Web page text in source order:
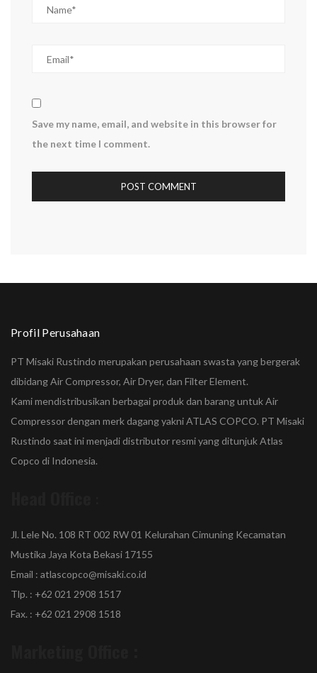
Save my name, email, and website in this browser for
the next time I comment.
Profil Perusahaan
PT Misaki Rustindo merupakan perusahaan swasta yang bergerak
dibidang Air Compressor, Air Dryer, dan Filter Element.
Kami mendistribusikan berbagai produk dan barang untuk Air
Compressor dengan merk dagang yakni ATLAS COPCO. PT Misaki
Rustindo saat ini menjadi distributor resmi yang ditunjuk Atlas
Copco di Indonesia.
Jl. Lele No. 108 RT 002 RW 01 Kelurahan Cimuning Kecamatan
Mustika Jaya Kota Bekasi 17155
Email : atlascopco@misaki.co.id
Tlp. : +62 021 2908 1517
Fax. : +62 021 2908 1518